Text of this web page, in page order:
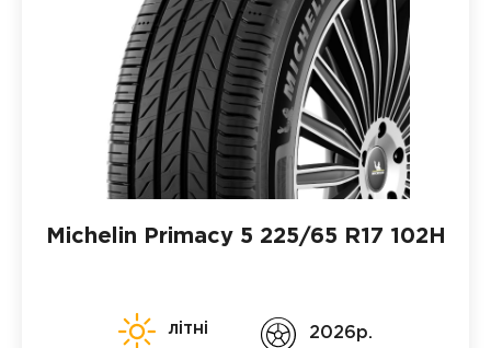
Michelin Primacy 5 225/65 R17 102H
літні 2026p.